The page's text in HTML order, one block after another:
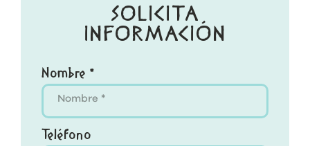
SOLICITA
INFORMACIÓN
Nombre *
Teléfono